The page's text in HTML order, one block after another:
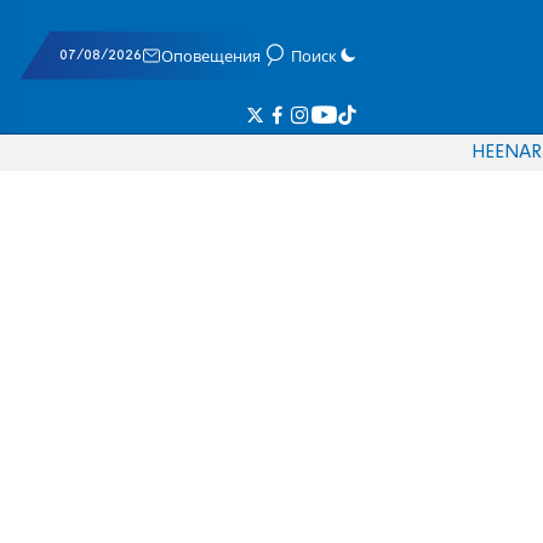
07/08/2026 Оповещения Поиск
HEENAR